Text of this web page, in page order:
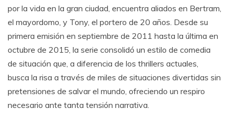
por la vida en la gran ciudad, encuentra aliados en Bertram,
el mayordomo, y Tony, el portero de 20 años. Desde su
primera emisión en septiembre de 2011 hasta la última en
octubre de 2015, la serie consolidó un estilo de comedia
de situación que, a diferencia de los thrillers actuales,
busca la risa a través de miles de situaciones divertidas sin
pretensiones de salvar el mundo, ofreciendo un respiro
necesario ante tanta tensión narrativa.